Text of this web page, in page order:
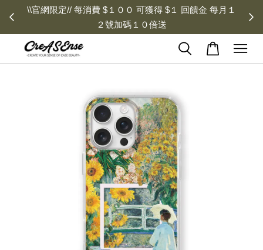
\\官網限定// 每消費 $１００ 可獲得 $１ 回饋金 每月１
２號加碼１０倍送